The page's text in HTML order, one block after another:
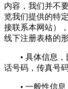
内容，我们并不
览我们提供的特
接联系本网站）
线下注册表格的
• 具体信息，
话号码，传真号
• 一般性信息